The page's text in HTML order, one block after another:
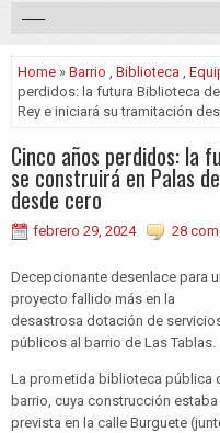
Home » Barrio , Biblioteca ,
perdidos: la futura Biblioteca
Rey e iniciará su tramitación
Cinco años perdidos: la
se construirá en Palas
desde cero
febrero 29, 2024 28
Decepcionante desenlace para
proyecto fallido más en la
desastrosa dotación de
públicos al barrio de Las Tablas.
La prometida biblioteca pública
barrio, cuya construcción estaba
prevista en la calle Burguete